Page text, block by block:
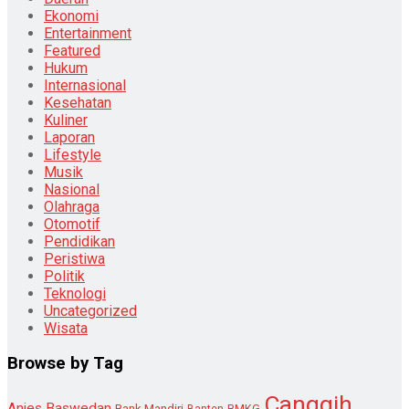
Ekonomi
Entertainment
Featured
Hukum
Internasional
Kesehatan
Kuliner
Laporan
Lifestyle
Musik
Nasional
Olahraga
Otomotif
Pendidikan
Peristiwa
Politik
Teknologi
Uncategorized
Wisata
Browse by Tag